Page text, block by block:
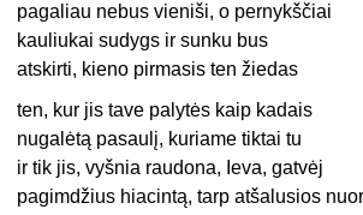
pagaliau nebus vieniši, o pernykščiai
kauliukai sudygs ir sunku bus
atskirti, kieno pirmasis ten žiedas
ten, kur jis tave palytės kaip kadais
nugalėtą pasaulį, kuriame tiktai tu
ir tik jis, vyšnia raudona, Ieva, gatvėj
pagimdžius hiacintą, tarp atšalusios